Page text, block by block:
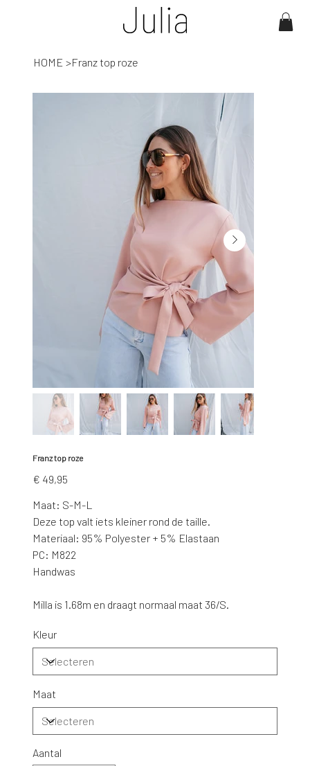
HOME >Franz top roze
Franz top roze
Prijs
€ 49,95
Maat: S-M-L
Deze top valt iets kleiner rond de taille.
Materiaal: 95% Polyester + 5% Elastaan
PC: M822
Handwas
Milla is 1.68m en draagt normaal maat 36/S.
Kleur
Maat
Aantal